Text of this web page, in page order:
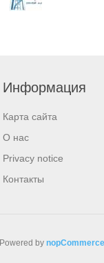
Информация
Карта сайта
О нас
Privacy notice
Контакты
Powered by nopCommerce